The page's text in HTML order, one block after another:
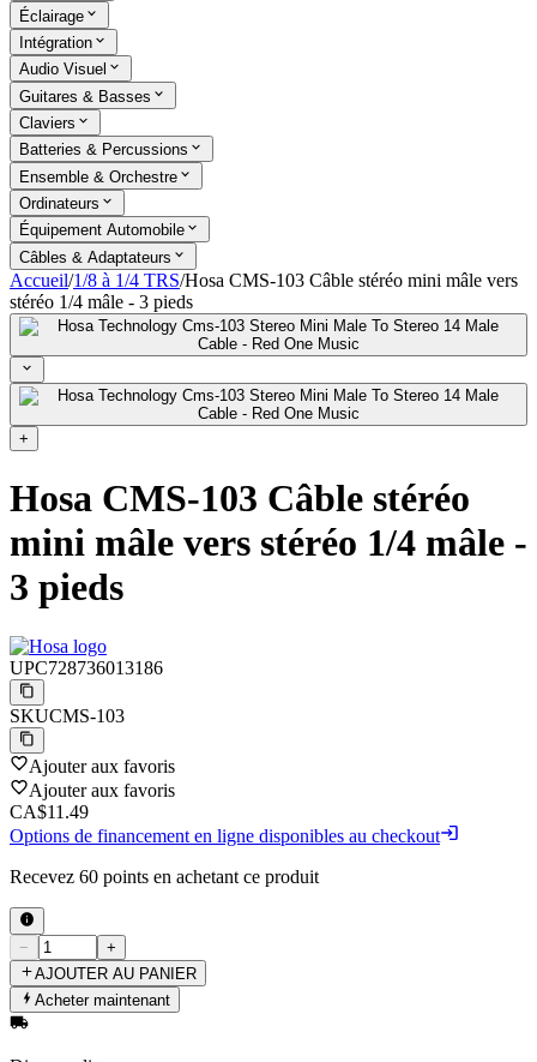
Éclairage
Intégration
Audio Visuel
Guitares & Basses
Claviers
Batteries & Percussions
Ensemble & Orchestre
Ordinateurs
Équipement Automobile
Câbles & Adaptateurs
Accueil/1/8 à 1/4 TRS/Hosa CMS-103 Câble stéréo mini mâle vers
stéréo 1/4 mâle - 3 pieds
+
Hosa CMS-103 Câble stéréo
mini mâle vers stéréo 1/4 mâle -
3 pieds
UPC728736013186
SKUCMS-103
Ajouter aux favoris
Ajouter aux favoris
CA$11.49
Options de financement en ligne disponibles au checkout
Recevez 60 points en achetant ce produit
−
+
AJOUTER AU PANIER
Acheter maintenant